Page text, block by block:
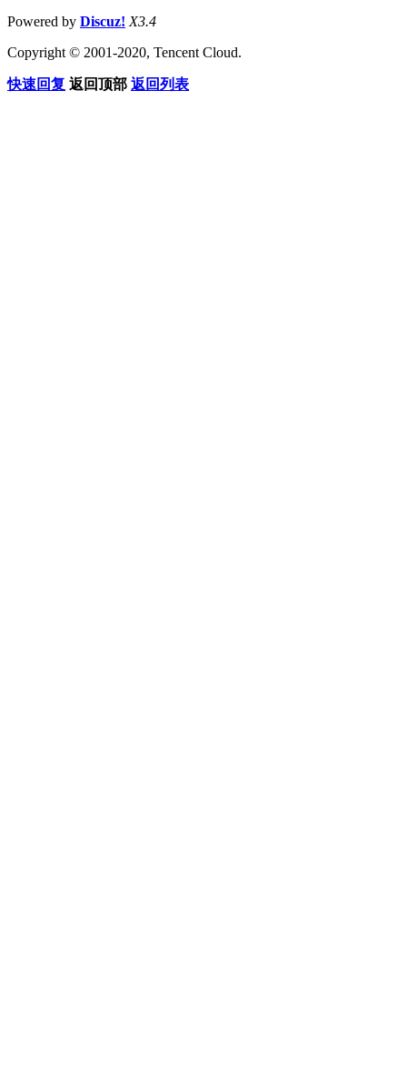
Powered by Discuz! X3.4
Copyright © 2001-2020, Tencent Cloud.
快速回复 返回顶部 返回列表